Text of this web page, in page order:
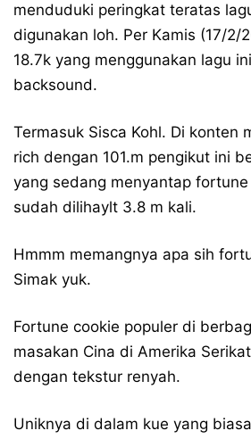
menduduki peringkat teratas
digunakan loh. Per Kamis (17/2/
18.7k yang menggunakan lagu
backsound.
Termasuk Sisca Kohl. Di konten
rich dengan 101.m pengikut ini
yang sedang menyantap
sudah dilihaylt 3.8 m kali.
Hmmm memangnya apa sih
Simak yuk.
Fortune cookie populer di
masakan Cina di Amerika
dengan tekstur renyah.
Uniknya di dalam kue yang